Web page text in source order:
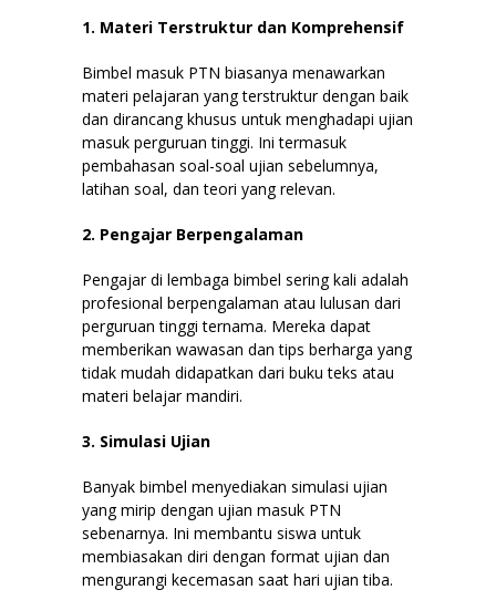
1. Materi Terstruktur dan Komprehensif
Bimbel masuk PTN biasanya menawarkan
materi pelajaran yang terstruktur dengan baik
dan dirancang khusus untuk menghadapi ujian
masuk perguruan tinggi. Ini termasuk
pembahasan soal-soal ujian sebelumnya,
latihan soal, dan teori yang relevan.
2. Pengajar Berpengalaman
Pengajar di lembaga bimbel sering kali adalah
profesional berpengalaman atau lulusan dari
perguruan tinggi ternama. Mereka dapat
memberikan wawasan dan tips berharga yang
tidak mudah didapatkan dari buku teks atau
materi belajar mandiri.
3. Simulasi Ujian
Banyak bimbel menyediakan simulasi ujian
yang mirip dengan ujian masuk PTN
sebenarnya. Ini membantu siswa untuk
membiasakan diri dengan format ujian dan
mengurangi kecemasan saat hari ujian tiba.